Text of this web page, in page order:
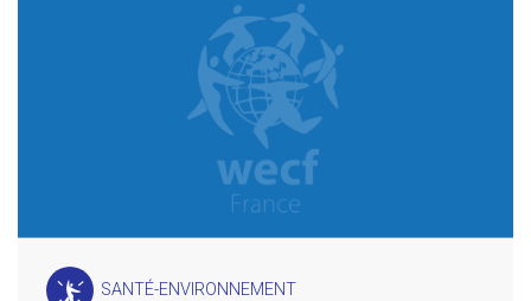
SANTÉ-ENVIRONNEMENT